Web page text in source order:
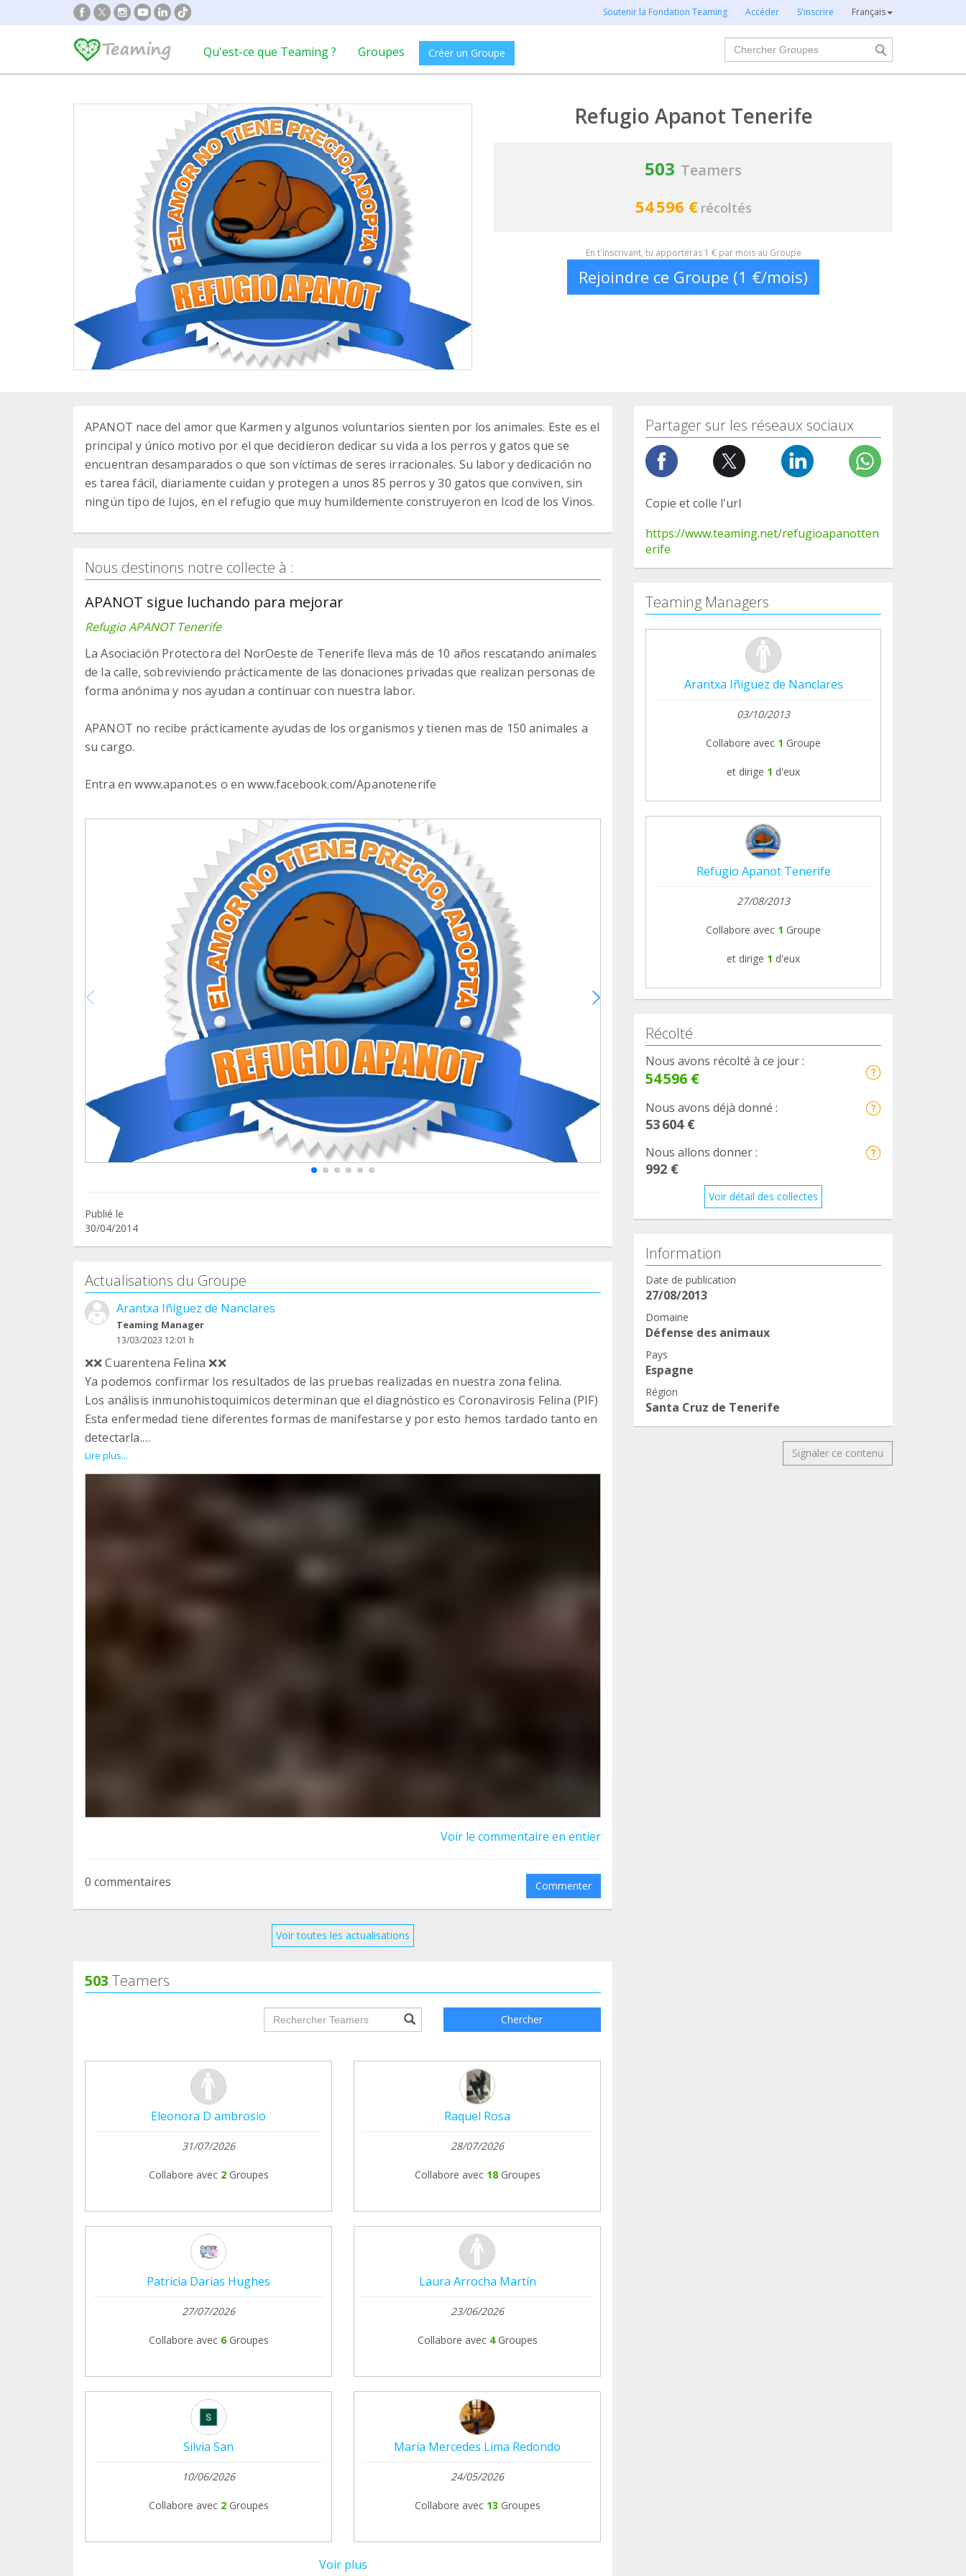
Soutenir la Fondation Teaming Accéder S'inscrire Français
Qu'est-ce que Teaming ? Groupes Créer un Groupe
Chercher
Refugio Apanot Tenerife
503 Teamers
54 596 € récoltés
En t'inscrivant, tu apporteras 1 € par mois au Groupe
Rejoindre ce Groupe (1 €/mois)
APANOT nace del amor que Karmen y algunos voluntarios sienten por los animales. Este es el
principal y único motivo por el que decidieron dedicar su vida a los perros y gatos que se
encuentran desamparados o que son víctimas de seres irracionales. Su labor y dedicación no
es tarea fácil, diariamente cuidan y protegen a unos 85 perros y 30 gatos que conviven, sin
ningún tipo de lujos, en el refugio que muy humildemente construyeron en Icod de los Vinos.
Nous destinons notre collecte à :
APANOT sigue luchando para mejorar
Refugio APANOT Tenerife
La Asociación Protectora del NorOeste de Tenerife lleva más de 10 años rescatando animales
de la calle, sobreviviendo prácticamente de las donaciones privadas que realizan personas de
forma anónima y nos ayudan a continuar con nuestra labor.
APANOT no recibe prácticamente ayudas de los organismos y tienen mas de 150 animales a
su cargo.
Entra en www.apanot.es o en www.facebook.com/Apanotenerife
Publié le
30/04/2014
Actualisations du Groupe
Arantxa Iñiguez de Nanclares
Teaming Manager
13/03/2023 12:01 h
❌❌ Cuarentena Felina ❌❌
Ya podemos confirmar los resultados de las pruebas realizadas en nuestra zona felina.
Los análisis inmunohistoquimicos determinan que el diagnóstico es Coronavirosis Felina (PIF)
Esta enfermedad tiene diferentes formas de manifestarse y por esto hemos tardado tanto en
detectarla.
Hemos sufrido más pérdidas y nos está dejando devastados la situación.
¿Cuántos lograrán salvarse?
No lo sabemos, porque cuando llevamos unos días sin algún fallecido y pensamos que todo
Si quieres seguir echándonos una patita, recuerda:
Lire plus...
Voir le commentaire en entier
0 commentaires Commenter
Voir toutes les actualisations
503 Teamers
groupProfile.searchForm.search.text??? Chercher
Eleonora D ambrosio
31/07/2026
Collabore avec 2 Groupes
Raquel Rosa
28/07/2026
Collabore avec 18 Groupes
Patricia Darias Hughes
27/07/2026
Collabore avec 6 Groupes
Laura Arrocha Martín
23/06/2026
Collabore avec 4 Groupes
Silvia San
10/06/2026
Collabore avec 2 Groupes
María Mercedes Lima Redondo
24/05/2026
Collabore avec 13 Groupes
Voir plus
Partager sur les réseaux sociaux
Copie et colle l'url
https://www.teaming.net/refugioapanotten
erife
Teaming Managers
Arantxa Iñiguez de Nanclares
03/10/2013
Collabore avec 1 Groupe
et dirige 1 d'eux
Refugio Apanot Tenerife
27/08/2013
Collabore avec 1 Groupe
et dirige 1 d'eux
Récolté
Nous avons récolté à ce jour :
54 596 €
Nous avons déjà donné :
53 604 €
Nous allons donner :
992 €
Voir détail des collectes
Information
Date de publication
27/08/2013
Domaine
Défense des animaux
Pays
Espagne
Région
Santa Cruz de Tenerife
Signaler ce contenu